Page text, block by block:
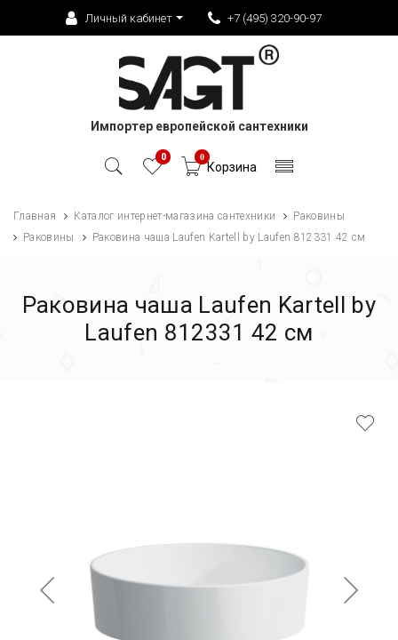
Личный кабинет +7 (495) 320-90-97
Импортер европейской сантехники
0 0
Корзина
Главная Каталог интернет-магазина сантехники
Раковины
Раковины
Раковина чаша Laufen Kartell by Laufen 812331 42 см
Раковина чаша Laufen Kartell by
Laufen 812331 42 см